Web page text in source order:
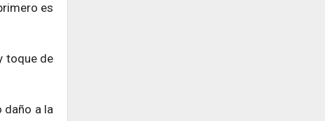
es
toque de
daño a la